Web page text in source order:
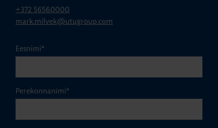
+372 56560000
mark.milvek@utugroup.com
Eesnimi*
Perekonnanimi*